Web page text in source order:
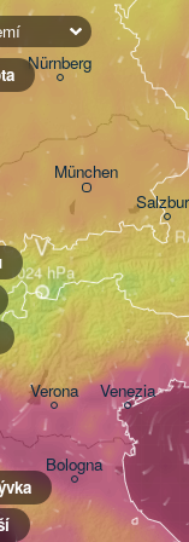
Nürnberg
Verona
München
Venezia
Bologna
V